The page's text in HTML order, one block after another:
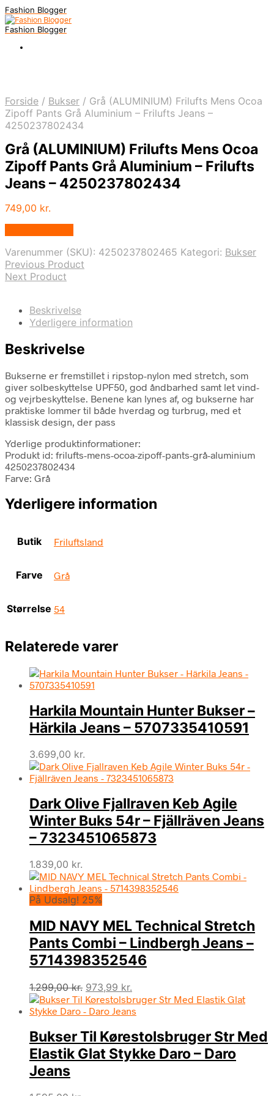
Fashion Blogger
Fashion Blogger
Forside / Bukser / Grå (ALUMINIUM) Frilufts Mens Ocoa
Zipoff Pants Grå Aluminium – Frilufts Jeans –
4250237802434
Grå (ALUMINIUM) Frilufts Mens Ocoa
Zipoff Pants Grå Aluminium – Frilufts
Jeans – 4250237802434
749,00 kr.
Varenummer (SKU): 4250237802465 Kategori: Bukser
Previous Product
Next Product
Beskrivelse
Yderligere information
Beskrivelse
Bukserne er fremstillet i ripstop-nylon med stretch, som
giver solbeskyttelse UPF50, god åndbarhed samt let vind-
og vejrbeskyttelse. Benene kan lynes af, og bukserne har
praktiske lommer til både hverdag og turbrug, med et
klassisk design, der pass
Yderlige produktinformationer:
Produkt id: frilufts-mens-ocoa-zipoff-pants-grå-aluminium
4250237802434
Farve: Grå
Yderligere information
Butik Friluftsland
Farve Grå
Størrelse 54
Relaterede varer
Harkila Mountain Hunter Bukser –
Härkila Jeans – 5707335410591
3.699,00 kr.
Dark Olive Fjallraven Keb Agile
Winter Buks 54r – Fjällräven Jeans
– 7323451065873
1.839,00 kr.
På Udsalg! 25%
MID NAVY MEL Technical Stretch
Pants Combi – Lindbergh Jeans –
5714398352546
1.299,00kr. Den
oprindelige
pris
1.299,00 kr..
973,99 kr.
aktuelle
pris
973,99 kr..
Bukser Til Kørestolsbruger Str Med
Elastik Glat Stykke Daro – Daro
Jeans